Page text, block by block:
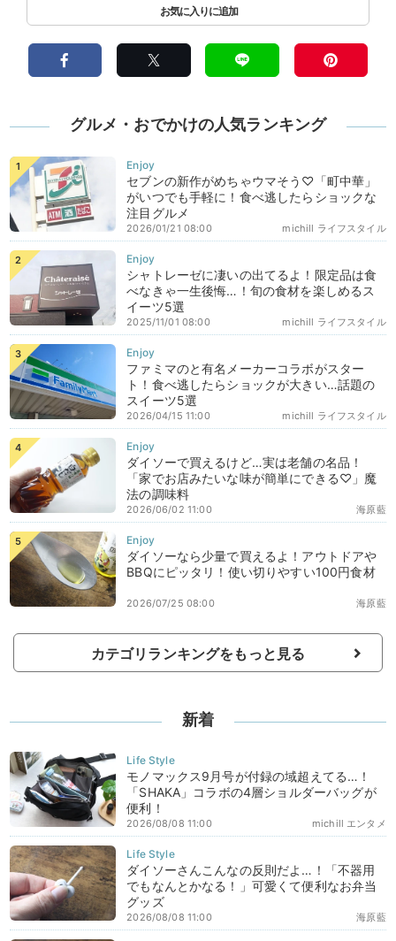
グルメ・おでかけの人気ランキング
セブンの新作がめちゃウマそう♡「町中華」
がいつでも手軽に！食べ逃したらショックな
注目グルメ
michill ライフスタイル
2026/01/21 08:00
シャトレーゼに凄いの出てるよ！限定品は食
べなきゃ一生後悔…！旬の食材を楽しめるス
イーツ5選
michill ライフスタイル
2025/11/01 08:00
ファミマのと有名メーカーコラボがスター
ト！食べ逃したらショックが大きい…話題の
スイーツ5選
michill ライフスタイル
2026/04/15 11:00
ダイソーで買えるけど…実は老舗の名品！
「家でお店みたいな味が簡単にできる♡」魔
法の調味料
海原藍
2026/06/02 11:00
ダイソーなら少量で買えるよ！アウトドアや
BBQにピッタリ！使い切りやすい100円食材
海原藍
2026/07/25 08:00
カテゴリランキングをもっと見る
新着
モノマックス9月号が付録の域超えてる…！
「SHAKA」コラボの4層ショルダーバッグが
便利！
michill エンタメ
2026/08/08 11:00
ダイソーさんこんなの反則だよ…！「不器用
でもなんとかなる！」可愛くて便利なお弁当
グッズ
海原藍
2026/08/08 11:00